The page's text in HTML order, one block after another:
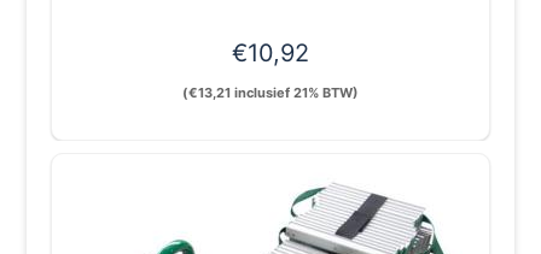
€10,92
(€13,21 inclusief 21% BTW)